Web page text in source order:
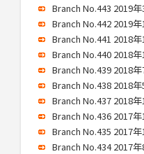
Branch No.443 2019
Branch No.442 2019
Branch No.441 2018
Branch No.440 2018
Branch No.439 2018
Branch No.438 2018
Branch No.437 2018
Branch No.436 2017
Branch No.435 2017
Branch No.434 2017